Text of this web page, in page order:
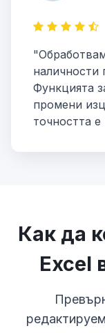
наличности
Функцията
промени
точността
Как да
Excel